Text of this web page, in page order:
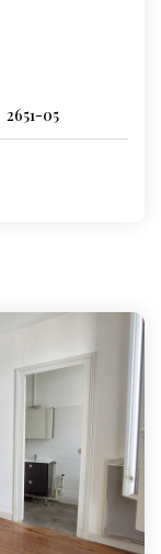
2651-05